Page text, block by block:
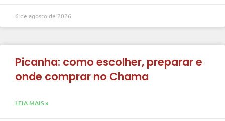
6 de agosto de 2026
Picanha: como escolher, preparar e
onde comprar no Chama
LEIA MAIS »